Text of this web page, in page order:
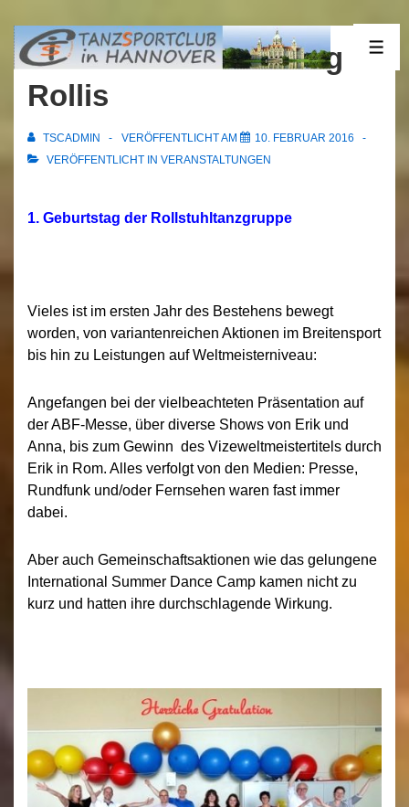
Zum
Inhalt10.02.2016 Geburtstag
Rollis
TSCADMIN VERÖFFENTLICHT AM
10. FEBRUAR 2016
VERÖFFENTLICHT IN VERANSTALTUNGEN
1. Geburtstag der Rollstuhltanzgruppe
Vieles ist im ersten Jahr des Bestehens bewegt
worden, von variantenreichen Aktionen im Breitensport
bis hin zu Leistungen auf Weltmeisterniveau:
Angefangen bei der vielbeachteten Präsentation auf
der ABF-Messe, über diverse Shows von Erik und
Anna, bis zum Gewinn des Vizeweltmeistertitels durch
Erik in Rom. Alles verfolgt von den Medien: Presse,
Rundfunk und/oder Fernsehen waren fast immer
dabei.
Aber auch Gemeinschaftsaktionen wie das gelungene
International Summer Dance Camp kamen nicht zu
kurz und hatten ihre durchschlagende Wirkung.